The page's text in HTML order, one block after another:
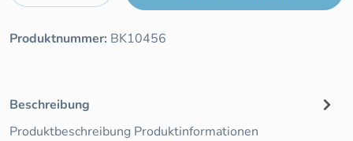
Produktnummer: BK10456
Beschreibung
Produktbeschreibung Produktinformationen